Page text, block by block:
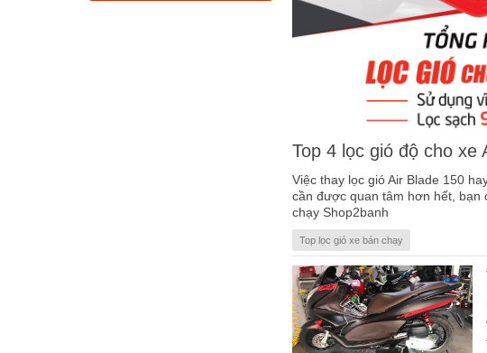
Top 4 lọc gió độ cho xe
Việc thay lọc gió Air Blade 150
cần được quan tâm hơn hết, bạn
chạy Shop2banh
Top lọc gió xe bán chạy